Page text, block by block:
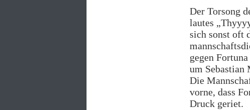
Der Torsong
lautes
sich sonst oft
gegen
um Sebastian
Die
vorne, dass
Druck geriet.